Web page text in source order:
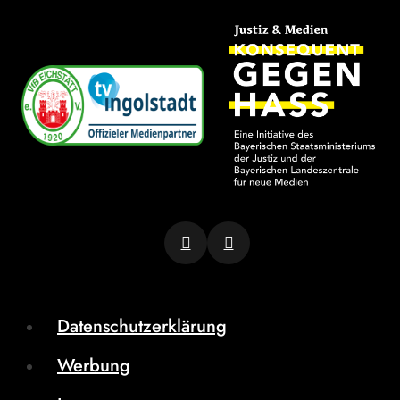
Datenschutzerklärung
Werbung